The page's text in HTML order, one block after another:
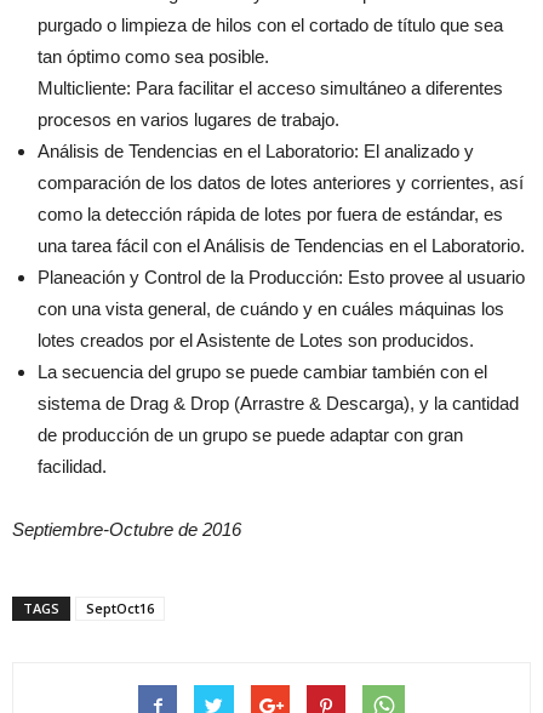
purgado o limpieza de hilos con el cortado de título que sea
tan óptimo como sea posible.
Multicliente: Para facilitar el acceso simultáneo a diferentes
procesos en varios lugares de trabajo.
Análisis de Tendencias en el Laboratorio: El analizado y
comparación de los datos de lotes anteriores y corrientes, así
como la detección rápida de lotes por fuera de estándar, es
una tarea fácil con el Análisis de Tendencias en el Laboratorio.
Planeación y Control de la Producción: Esto provee al usuario
con una vista general, de cuándo y en cuáles máquinas los
lotes creados por el Asistente de Lotes son producidos.
La secuencia del grupo se puede cambiar también con el
sistema de Drag & Drop (Arrastre & Descarga), y la cantidad
de producción de un grupo se puede adaptar con gran
facilidad.
Septiembre-Octubre de 2016
TAGS SeptOct16